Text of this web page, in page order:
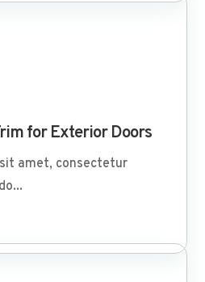
for Exterior Doors
amet, consectetur